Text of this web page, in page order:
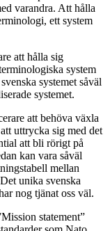
varandra. Att hålla
ett system
att hålla sig
system
systemet såväl
systemet.
att behöva växla
uttrycka sig med det
att bli rörigt på
kan vara såväl
mellan
unika svenska
nog tjänat oss väl.
statement”